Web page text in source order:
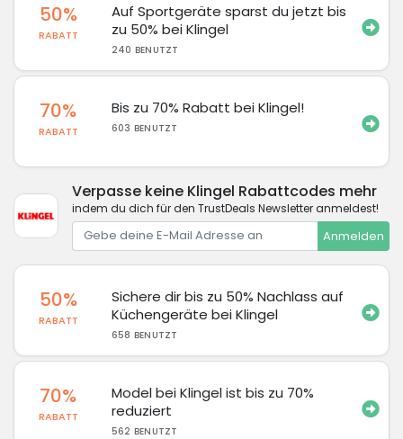
50%
RABATT
Auf Sportgeräte sparst du jetzt bis
zu 50% bei Klingel
240 BENUTZT
70%
RABATT
Bis zu 70% Rabatt bei Klingel!
603 BENUTZT
Verpasse keine Klingel Rabattcodes mehr
indem du dich für den TrustDeals Newsletter anmeldest!
Anmelden
50%
RABATT
Sichere dir bis zu 50% Nachlass auf
Küchengeräte bei Klingel
658 BENUTZT
70%
RABATT
Model bei Klingel ist bis zu 70%
reduziert
562 BENUTZT